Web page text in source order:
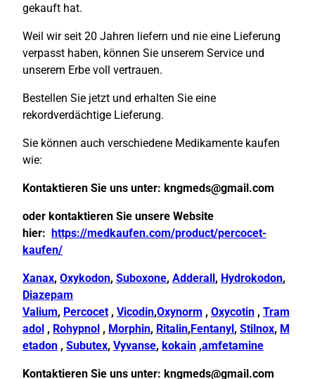
gekauft hat.
Weil wir seit 20 Jahren liefern und nie eine Lieferung
verpasst haben, können Sie unserem Service und
unserem Erbe voll vertrauen.
Bestellen Sie jetzt und erhalten Sie eine
rekordverdächtige Lieferung.
Sie können auch verschiedene Medikamente kaufen
wie:
Kontaktieren Sie uns unter: kngmeds@gmail.com
oder kontaktieren Sie unsere Website
hier:
https://medkaufen.com/product/percocet-
kaufen/
Xanax, Oxykodon, Suboxone, Adderall , Hydrokodon,
Diazepam
Valium, Percocet, Vicodin,Oxynorm , Oxycotin , Tram
adol , Rohypnol , Morphin, Ritalin, Fentanyl , Stilnox, M
etadon , Subutex, Vyvanse, kokain ,amfetamine
Kontaktieren Sie uns unter: kngmeds@gmail.com